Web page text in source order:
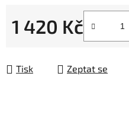
1 420 Kč
Tisk Zeptat se